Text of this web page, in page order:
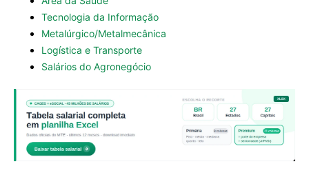
Tecnologia da Informação
Metalúrgico/Metalmecânica
Logística e Transporte
Salários do Agronegócio